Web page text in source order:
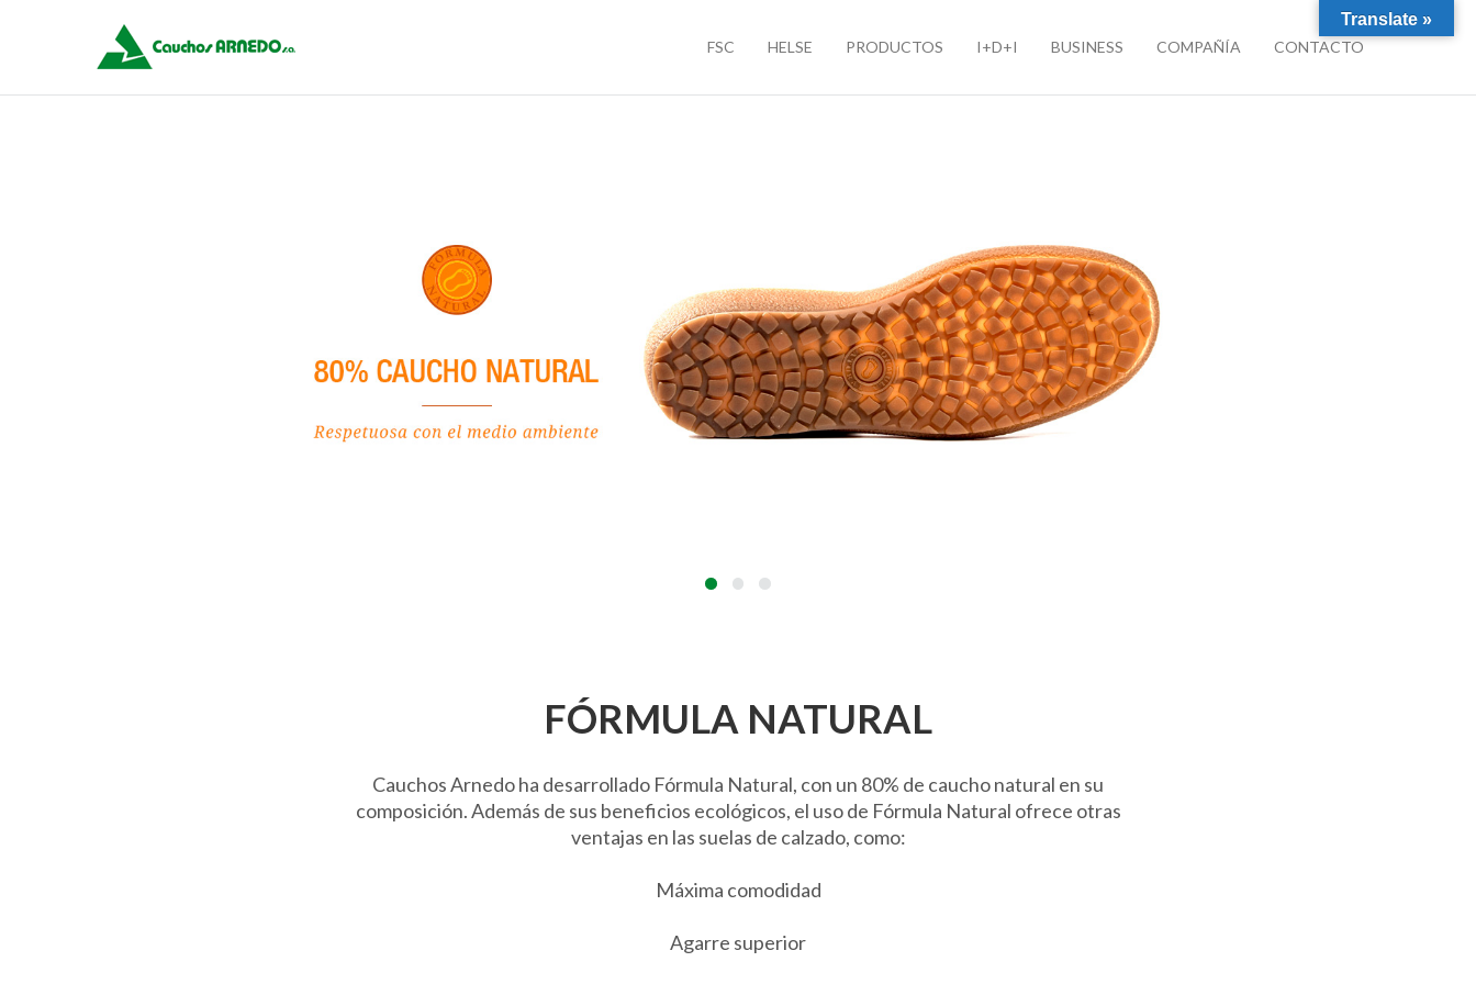
FSC HELSE PRODUCTOS I+D+I BUSINESS COMPAÑÍA CONTACTO
FÓRMULA NATURAL
Cauchos Arnedo ha desarrollado Fórmula Natural, con un 80% de caucho natural en su
composición. Además de sus beneficios ecológicos, el uso de Fórmula Natural ofrece otras
ventajas en las suelas de calzado, como:
Máxima comodidad
Agarre superior
Translate »